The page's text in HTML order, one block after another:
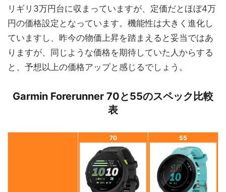
リギリ3万円台に収まっていますが、定価だとほぼ4万
円の価格設定となっています。機能性は大きく進化し
ていますし、昨今の物価上昇を踏まえると妥当ではあ
りますが、同じような価格を期待していた人からする
と、予想以上の価格アップと感じるでしょう。
Garmin Forerunner 70と55のスペック比較
表
70 55